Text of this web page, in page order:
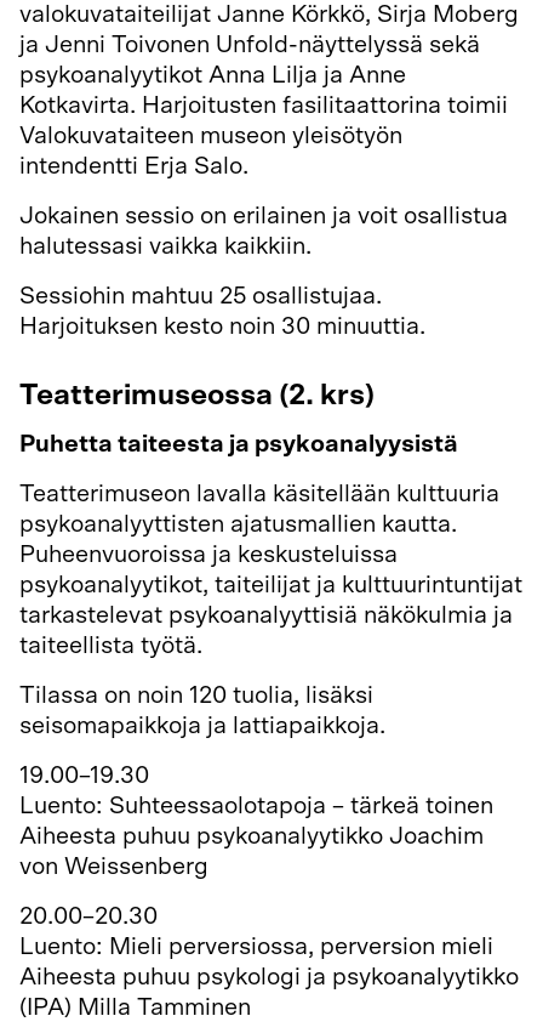
valokuvataiteilijat Janne Körkkö, Sirja Moberg
ja Jenni Toivonen Unfold-näyttelyssä sekä
psykoanalyytikot Anna Lilja ja Anne
Kotkavirta. Harjoitusten fasilitaattorina toimii
Valokuvataiteen museon yleisötyön
intendentti Erja Salo.
Jokainen sessio on erilainen ja voit osallistua
halutessasi vaikka kaikkiin.
Sessiohin mahtuu 25 osallistujaa.
Harjoituksen kesto noin 30 minuuttia.
Teatterimuseossa (2. krs)
Puhetta taiteesta ja psykoanalyysistä
Teatterimuseon lavalla käsitellään kulttuuria
psykoanalyyttisten ajatusmallien kautta.
Puheenvuoroissa ja keskusteluissa
psykoanalyytikot, taiteilijat ja kulttuurintuntijat
tarkastelevat psykoanalyyttisiä näkökulmia ja
taiteellista työtä.
Tilassa on noin 120 tuolia, lisäksi
seisomapaikkoja ja lattiapaikkoja.
19.00–19.30
Luento: Suhteessaolotapoja – tärkeä toinen
Aiheesta puhuu psykoanalyytikko Joachim
von Weissenberg
20.00–20.30
Luento: Mieli perversiossa, perversion mieli
Aiheesta puhuu psykologi ja psykoanalyytikko
(IPA) Milla Tamminen